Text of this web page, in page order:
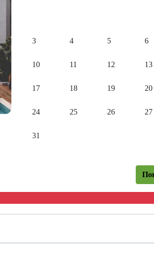
3 4 5 6
10 11 12 13
17 18 19 20
24 25 26 27
31